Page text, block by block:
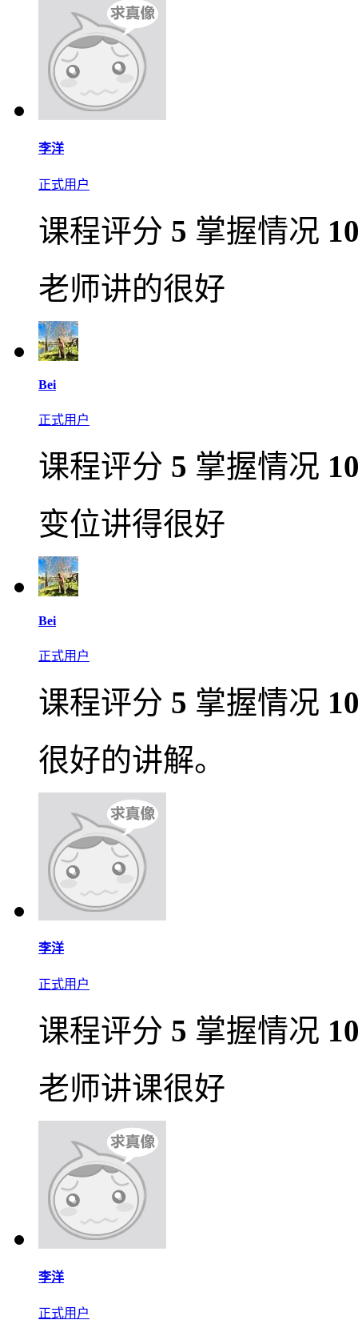
李洋
正式用户
课程评分 5 掌握情况
老师讲的很好
Bei
正式用户
课程评分 5 掌握情况
变位讲得很好
Bei
正式用户
课程评分 5 掌握情况
很好的讲解。
李洋
正式用户
课程评分 5 掌握情况
老师讲课很好
李洋
正式用户